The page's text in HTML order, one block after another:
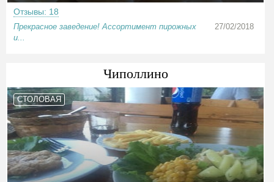
Отзывы: 18
Прекрасное заведение! Ассортимент пирожных
и...
27/02/2018
Чиполлино
СТОЛОВАЯ